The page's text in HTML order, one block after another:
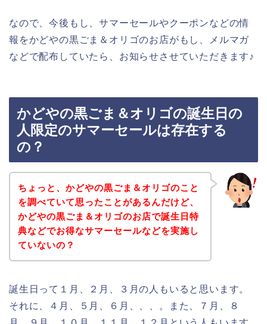
なので、今後もし、サマーセールやクーポンなどの情
報をかどやの黒ごま＆オリゴのお店がもし、メルマガ
などで配布していたら、お知らせさせていただきます♪
かどやの黒ごま＆オリゴの誕生日の
人限定のサマーセールは存在する
の？
ちょっと、かどやの黒ごま＆オリゴのこと
を調べていて思ったことがあるんだけど、
かどやの黒ごま＆オリゴのお店で誕生日特
典などでお得なサマーセールなどを実施し
ていないの？
誕生日って１月、２月、３月の人もいると思います。
それに、４月、５月、６月、、、。また、７月、８